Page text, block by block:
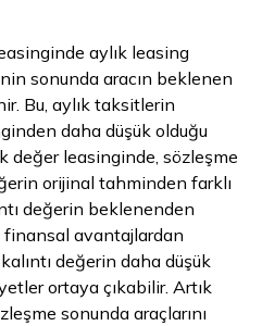
aylık leasing
sonunda aracın beklenen
Bu, aylık taksitlerin
daha düşük olduğu
değer leasinginde, sözleşme
orijinal tahminden farklı
değerin beklenenden
finansal avantajlardan
değerin daha düşük
ortaya çıkabilir. Artık
sonunda araçlarını